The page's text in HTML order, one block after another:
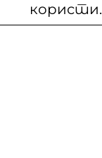
користи.